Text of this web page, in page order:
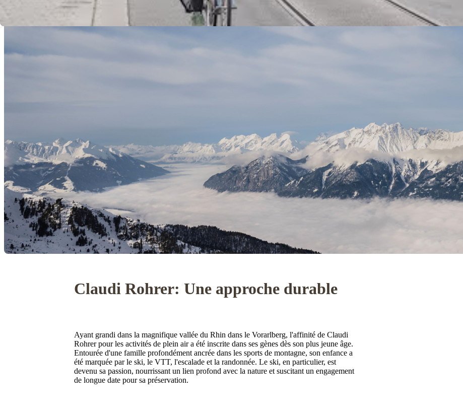
Claudi Rohrer: Une approche durable
Ayant grandi dans la magnifique vallée du Rhin dans le Vorarlberg, l'affinité de Claudi
Rohrer pour les activités de plein air a été inscrite dans ses gènes dès son plus jeune âge.
Entourée d'une famille profondément ancrée dans les sports de montagne, son enfance a
été marquée par le ski, le VTT, l'escalade et la randonnée. Le ski, en particulier, est
devenu sa passion, nourrissant un lien profond avec la nature et suscitant un engagement
de longue date pour sa préservation.